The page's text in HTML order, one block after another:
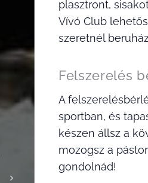
plasztront,
Vívó Club
szeretnél
Felszerelés
A
sportban, és
készen állsz a
mozogsz a
gondolnád!